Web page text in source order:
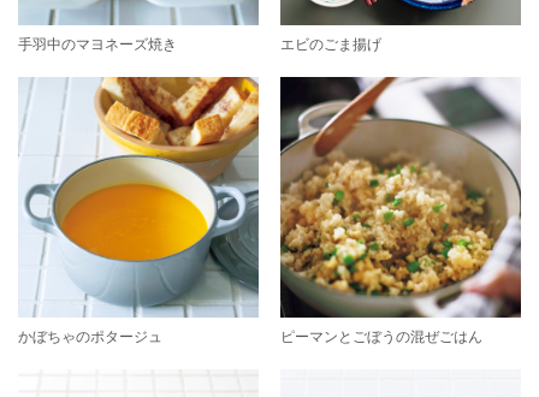
手羽中のマヨネーズ焼き エビのごま揚げ
かぼちゃのポタージュ ピーマンとごぼうの混ぜごはん